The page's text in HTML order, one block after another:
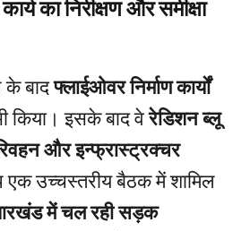
का निरीक्षण और समीक्षा
के बादफ्लाईओवर निर्माण कार्यों
किया। इसके बाद वेरेडिशन ब्लू
और इन्फ्रास्ट्रक्चर
उच्चस्तरीय बैठक में शामिल
में चल रही सड़क